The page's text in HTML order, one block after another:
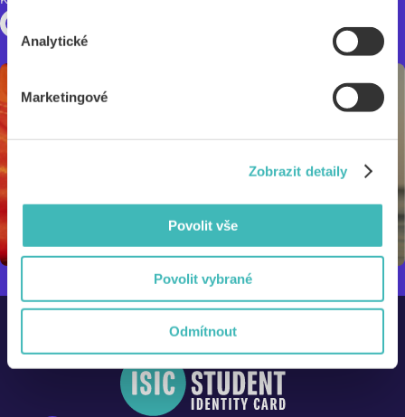
Analytické
Marketingové
Zobrazit detaily
Povolit vše
Povolit vybrané
Odmítnout